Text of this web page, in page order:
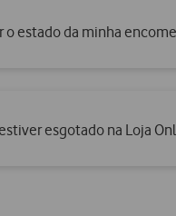
o estado da minha
esgotado na Loja